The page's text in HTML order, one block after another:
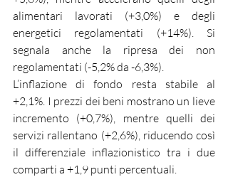
alimentari lavorati (+3,0%) e degli
energetici regolamentati (+14%). Si
segnala anche la ripresa dei non
regolamentati (-5,2% da -6,3%).
L’inflazione di fondo resta stabile al
+2,1%. I prezzi dei beni mostrano un lieve
incremento (+0,7%), mentre quelli dei
servizi rallentano (+2,6%), riducendo così
il differenziale inflazionistico tra i due
comparti a +1,9 punti percentuali.